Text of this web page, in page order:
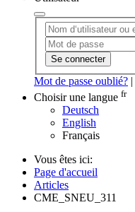
Se connecter
Mot de passe oublié? |
Choisir une langue fr
Deutsch
English
Français
Vous êtes ici:
Page d'accueil
Articles
CME_SNEU_311